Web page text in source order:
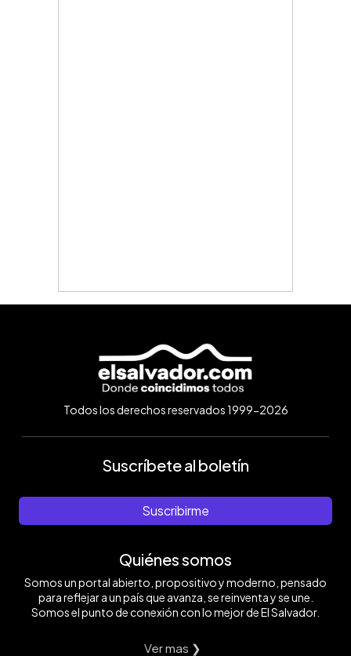
Todos los derechos reservados 1999-2026
Suscríbete al boletín
Suscribirme
Quiénes somos
Somos un portal abierto, propositivo y moderno, pensado
para reflejar a un país que avanza, se reinventa y se une.
Somos el punto de conexión con lo mejor de El Salvador.
Ver mas ❯